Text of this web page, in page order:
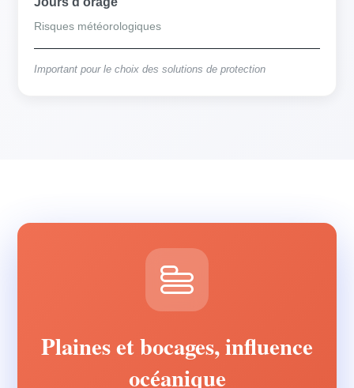
Risques météorologiques
Important pour le choix des solutions de protection
Plaines et bocages, influence
océanique